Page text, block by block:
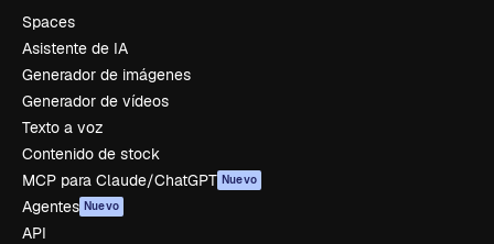
Spaces
Asistente de IA
Generador de imágenes
Generador de vídeos
Texto a voz
Contenido de stock
MCP para Claude/ChatGPT Nuevo
Agentes Nuevo
API